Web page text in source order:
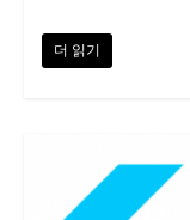
더 읽기